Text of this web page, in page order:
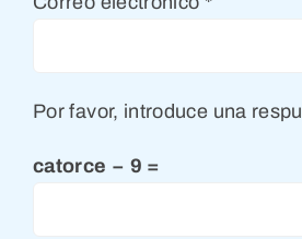
Por favor, introduce una
catorce − 9 =